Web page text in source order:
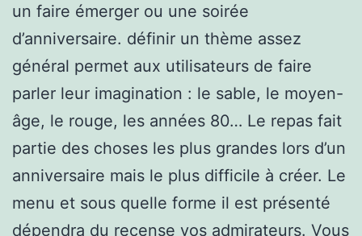
un faire émerger ou une soirée
d’anniversaire. définir un thème assez
général permet aux utilisateurs de faire
parler leur imagination : le sable, le moyen-
âge, le rouge, les années 80… Le repas fait
partie des choses les plus grandes lors d’un
anniversaire mais le plus difficile à créer. Le
menu et sous quelle forme il est présenté
dépendra du recense vos admirateurs. Vous